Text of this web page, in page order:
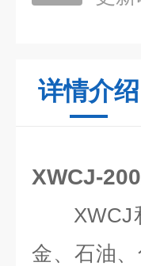
详情介绍
XWCJ-
XWCJ和
金、石油